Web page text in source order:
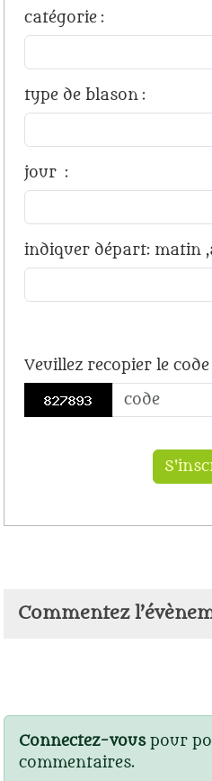
catégorie :
type de blason :
jour :
indiquer départ: matin
Veuillez recopier le code
Commentez
Connectez-vouspour
commentaires.